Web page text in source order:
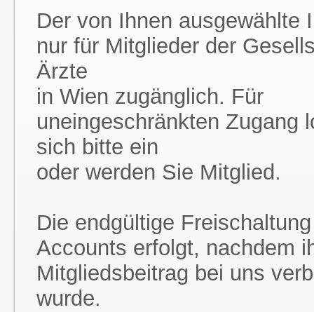
Der von Ihnen ausgewählte
nur für Mitglieder der
Ärzte
in Wien zugänglich. Für
uneingeschränkten Zugang
sich bitte ein
oder werden Sie Mitglied.
Die endgültige
Accounts erfolgt, nachdem
Mitgliedsbeitrag bei uns
wurde.